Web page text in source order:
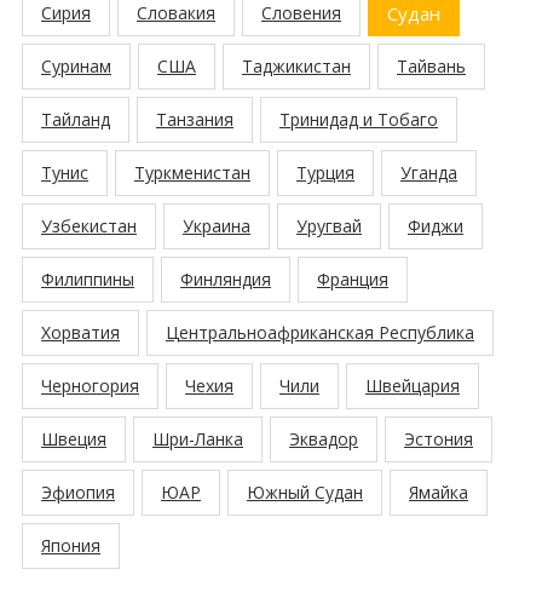
Сирия Словакия Словения Судан
Суринам США Таджикистан Тайвань
Тайланд Танзания Тринидад и Тобаго
Тунис Туркменистан Турция Уганда
Узбекистан Украина Уругвай Фиджи
Филиппины Финляндия Франция
Хорватия Центральноафриканская Республика
Черногория Чехия Чили Швейцария
Швеция Шри-Ланка Эквадор Эстония
Эфиопия ЮАР Южный Судан Ямайка
Япония